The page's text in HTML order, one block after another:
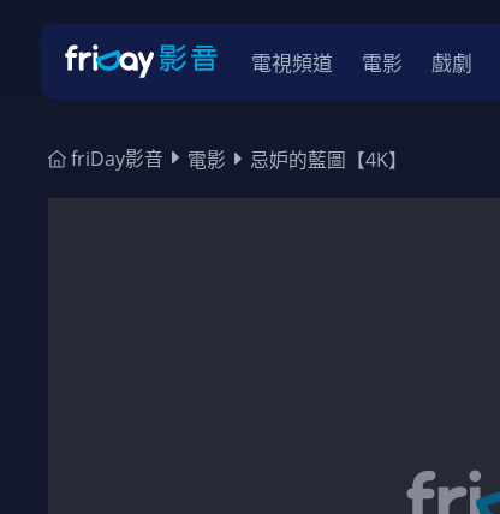
電視頻道 電影 戲劇
friDay影音 電影 忌妒的藍圖【4K】